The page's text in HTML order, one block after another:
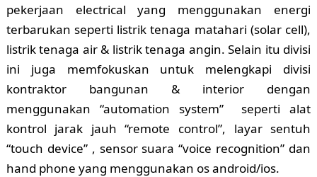
pekerjaan electrical yang menggunakan energi
terbarukan seperti listrik tenaga matahari (solar cell),
listrik tenaga air & listrik tenaga angin. Selain itu divisi
ini juga memfokuskan untuk melengkapi divisi
kontraktor bangunan & interior dengan
menggunakan “automation system” seperti alat
kontrol jarak jauh “remote control”, layar sentuh
“touch device” , sensor suara “voice recognition” dan
hand phone yang menggunakan os android/ios.